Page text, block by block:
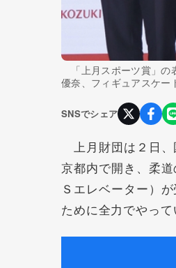
「上月スポーツ賞」の
優奈、フィギュアスケー
SNSでシェア
上月財団は２日、
京都内で開き、柔
Ｓエレベーター）
ために全力でやっ